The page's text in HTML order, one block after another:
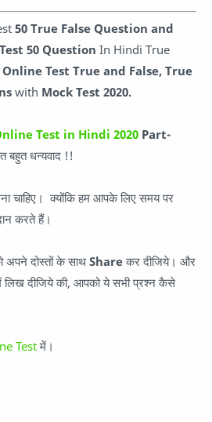
50 True False Question and
50 Question In Hindi True
Online Test True and False, True
with Mock Test 2020.
Test in Hindi 2020 Part-
बहुत धन्यवाद !!
चाहिए। क्योंकि हम आपके लिए समय पर
करते हैं।
अपने दोस्तों के साथ Shareकर दीजिये। और
लिख दीजिये की, आपको ये सभी प्रश्न कैसे
Testमें।